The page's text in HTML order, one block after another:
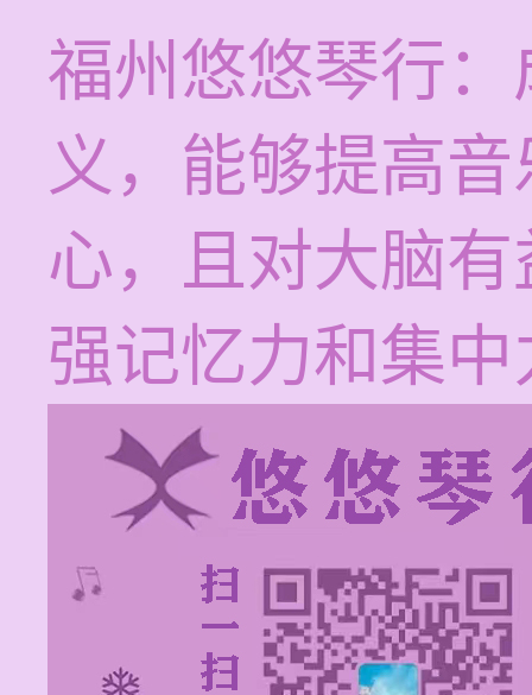
福州悠悠琴行
义，能够提高
心，且对大脑
强记忆力和集中